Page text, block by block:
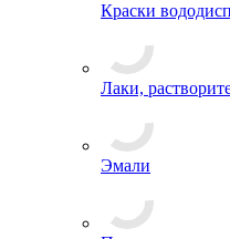
Краски
Лаки,
Эмали